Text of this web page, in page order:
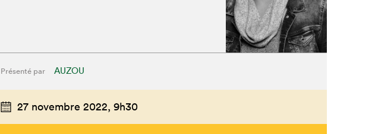
Présenté par AUZOU
27 novembre 2022, 9h30